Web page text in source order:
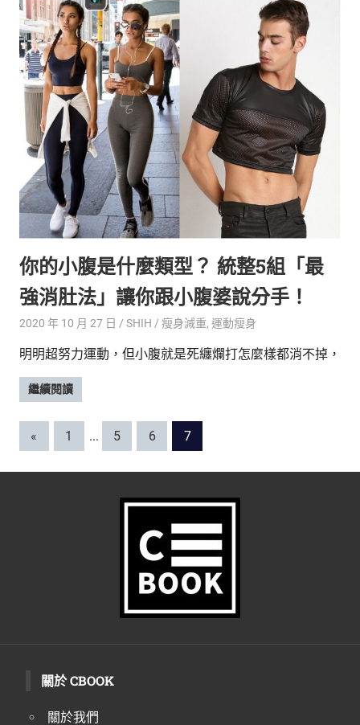
你的小腹是什麼類型？ 統整5組「最
強消肚法」讓你跟小腹婆說分手！
2020 年 10 月 27 日 SHIH 瘦身減重, 運動瘦身
明明超努力運動，但小腹就是死纏爛打怎麼樣都消不掉，
繼續閱讀
文
章
« Previous
Posts
1 ... 5 6 7
關於 CBOOK
關於我們